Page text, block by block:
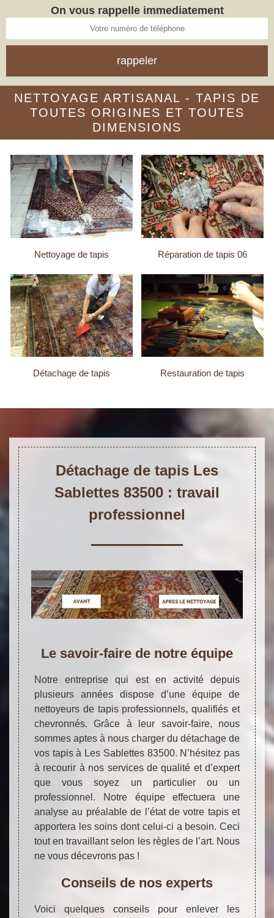
On vous rappelle immediatement
NETTOYAGE ARTISANAL - TAPIS DE
TOUTES ORIGINES ET TOUTES
DIMENSIONS
Nettoyage de tapis Réparation de tapis 06
Détachage de tapis Restauration de tapis
Détachage de tapis Les
Sablettes 83500 : travail
professionnel
Le savoir-faire de notre équipe
Notre entreprise qui est en activité depuis
plusieurs années dispose d’une équipe de
nettoyeurs de tapis professionnels, qualifiés et
chevronnés. Grâce à leur savoir-faire, nous
sommes aptes à nous charger du détachage de
vos tapis à Les Sablettes 83500. N’hésitez pas
à recourir à nos services de qualité et d’expert
que vous soyez un particulier ou un
professionnel. Notre équipe effectuera une
analyse au préalable de l’état de votre tapis et
apportera les soins dont celui-ci a besoin. Ceci
tout en travaillant selon les règles de l’art. Nous
ne vous décevrons pas !
Conseils de nos experts
Voici quelques conseils pour enlever les